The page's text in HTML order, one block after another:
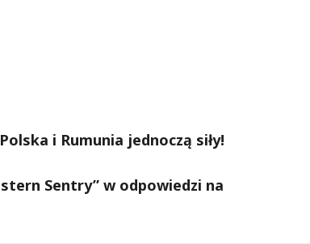
i Rumunia jednoczą siły!
Sentry” w odpowiedzi na